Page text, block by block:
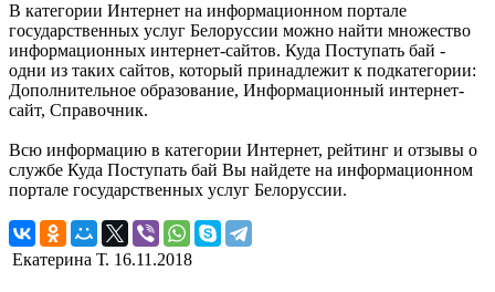
В категории Интернет на информационном портале
государственных услуг Белоруссии можно найти множество
информационных интернет-сайтов. Куда Поступать бай -
одни из таких сайтов, который принадлежит к подкатегории:
Дополнительное образование, Информационный интернет-
сайт, Справочник.
Всю информацию в категории Интернет, рейтинг и отзывы о
службе Куда Поступать бай Вы найдете на информационном
портале государственных услуг Белоруссии.
Екатерина Т. 16.11.2018